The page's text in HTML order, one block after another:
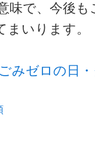
味で、今後
いります。
みゼロの日